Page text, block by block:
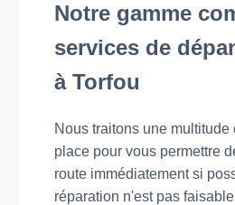
Notre gamme
services de
à Torfou
Nous traitons une multitude
place pour vous permettre
route immédiatement si
réparation n'est pas